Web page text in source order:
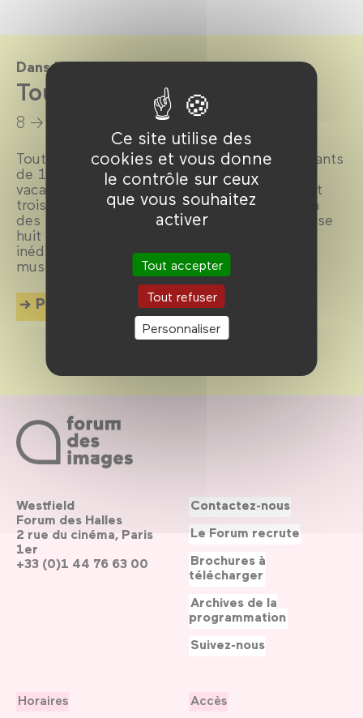
Ce site utilise des
cookies et vous donne
le contrôle sur ceux
que vous souhaitez
activer
Tout accepter
Tout refuser
Personnaliser
Dans le cadre de
Tout-Petits Cinéma 2020
8 → 23 février 2020
Tout-Petits Cinéma, le festival dédié aux enfants
de 18 mois à 4 ans, revient pendant les
vacances d’hiver pour sa 13e édition ! Durant
trois week-ends et deux mercredis, le Forum
des images revêt sa parure de fête et propose
huit ciné-spectacles – dont quatre créations
inédites –, accompagnés en direct par des
musiciens.
Plus d'info
Westfield
Forum des Halles
2 rue du cinéma, Paris
1er
+33 (0)1 44 76 63 00
Horaires
Accès
Contactez-nous
Le Forum recrute
Brochures à
télécharger
Archives de la
programmation
Suivez-nous